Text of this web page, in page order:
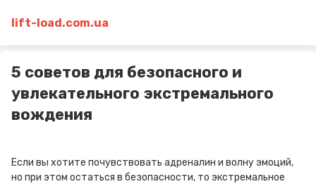
lift-load.com.ua
5 советов для безопасного и
увлекательного экстремального
вождения
Если вы хотите почувствовать адреналин и волну эмоций,
но при этом остаться в безопасности, то экстремальное